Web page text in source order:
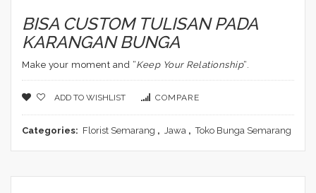
BISA CUSTOM TULISAN PADA
KARANGAN BUNGA
Make your moment and “Keep Your Relationship“.
ADD TO WISHLIST COMPARE
Categories: Florist Semarang , Jawa , Toko Bunga Semarang